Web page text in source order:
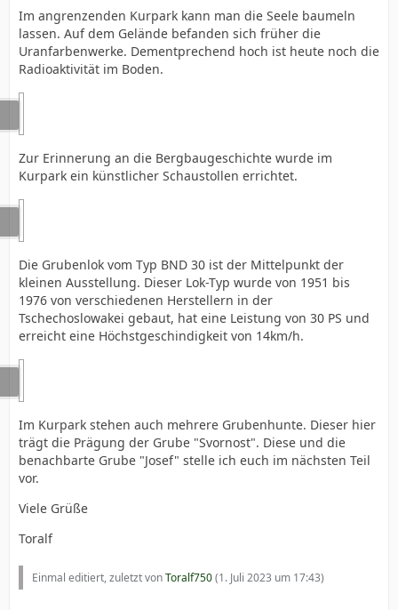
Im angrenzenden Kurpark kann man die Seele baumeln
lassen. Auf dem Gelände befanden sich früher die
Uranfarbenwerke. Dementprechend hoch ist heute noch die
Radioaktivität im Boden.
Zur Erinnerung an die Bergbaugeschichte wurde im
Kurpark ein künstlicher Schaustollen errichtet.
Die Grubenlok vom Typ BND 30 ist der Mittelpunkt der
kleinen Ausstellung. Dieser Lok-Typ wurde von 1951 bis
1976 von verschiedenen Herstellern in der
Tschechoslowakei gebaut, hat eine Leistung von 30 PS und
erreicht eine Höchstgeschindigkeit von 14km/h.
Im Kurpark stehen auch mehrere Grubenhunte. Dieser hier
trägt die Prägung der Grube "Svornost". Diese und die
benachbarte Grube "Josef" stelle ich euch im nächsten Teil
vor.
Viele Grüße
Toralf
Einmal editiert, zuletzt vonToralf750(1. Juli 2023 um 17:43)